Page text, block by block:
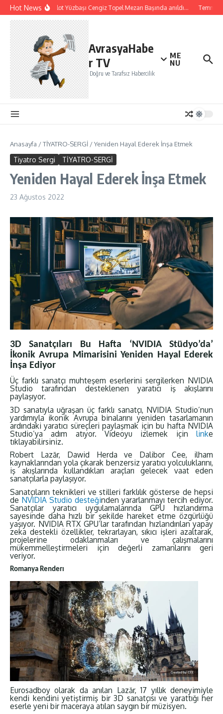
İçeriğe atla
Hot NewsŞehit Pilot Yüzbaşı Cengiz Topel Mezarı Başında anıldı… Temmuz
AvrasyaHabe
r TV
Doğru ve Tarafsız Habercilik
ME
NU
Anasayfa /TİYATRO-SERGİ /Yeniden Hayal Ederek İnşa Etmek
Tiyatro Sergi TİYATRO-SERGİ
Yeniden Hayal Ederek İnşa Etmek
23 Ağustos 2022
3D Sanatçıları Bu Hafta ‘NVIDIA Stüdyo’da’
İkonik Avrupa Mimarisini Yeniden Hayal Ederek
İnşa Ediyor
Üç farklı sanatçı muhteşem eserlerini sergilerken NVIDIA
Studio tarafından desteklenen yaratıcı iş akışlarını
paylaşıyor.
3D sanatıyla uğraşan üç farklı sanatçı, NVIDIA Studio’nun
yardımıyla ikonik Avrupa binalarını yeniden tasarlamanın
ardındaki yaratıcı süreçleri paylaşmak için bu hafta NVIDIA
Studio’ya adım atıyor. Videoyu izlemek için linke
tıklayabilirsiniz.
Robert Lazăr, Dawid Herda ve Dalibor Cee, ilham
kaynaklarından yola çıkarak benzersiz yaratıcı yolculuklarını,
iş akışlarında kullandıkları araçları gelecek vaat eden
sanatçılarla paylaşıyor.
Sanatçıların teknikleri ve stilleri farklılık gösterse de hepsi
de NVIDIA Studio desteğinden yararlanmayı tercih ediyor.
Sanatçılar yaratıcı uygulamalarında GPU hızlandırma
sayesinde daha hızlı bir şekilde hareket etme özgürlüğü
yaşıyor. NVIDIA RTX GPU’lar tarafından hızlandırılan yapay
zeka destekli özellikler, tekrarlayan, sıkıcı işleri azaltarak,
projelerine odaklanmaları ve çalışmalarını
mükemmelleştirmeleri için değerli zamanlarını geri
veriyor.
Romanya Renderı
Eurosadboy olarak da anılan Lazăr, 17 yıllık deneyimiyle
kendi kendini yetiştirmiş bir 3D sanatçısı ve yarattığı her
eserle yeni bir maceraya atılan saygın bir müzisyen.